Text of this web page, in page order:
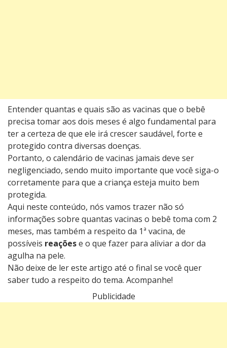
Entender quantas e quais são as vacinas que o bebê
precisa tomar aos dois meses é algo fundamental para
ter a certeza de que ele irá crescer saudável, forte e
protegido contra diversas doenças.
Portanto, o calendário de vacinas jamais deve ser
negligenciado, sendo muito importante que você siga-o
corretamente para que a criança esteja muito bem
protegida.
Aqui neste conteúdo, nós vamos trazer não só
informações sobre quantas vacinas o bebê toma com 2
meses, mas também a respeito da 1ª vacina, de
possíveis reaçõese o que fazer para aliviar a dor da
agulha na pele.
Não deixe de ler este artigo até o final se você quer
saber tudo a respeito do tema. Acompanhe!
Publicidade